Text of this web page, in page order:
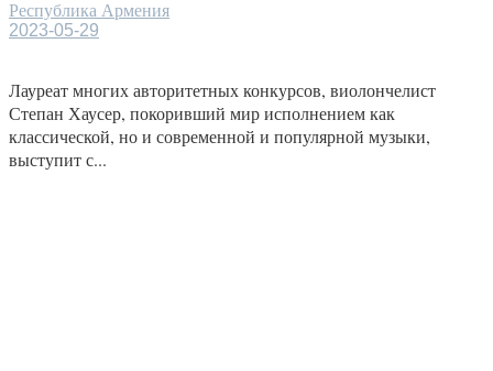
Республика Армения
2023-05-29
Лауреат многих авторитетных конкурсов, виолончелист
Степан Хаусер, покоривший мир исполнением как
классической, но и современной и популярной музыки,
выступит с...